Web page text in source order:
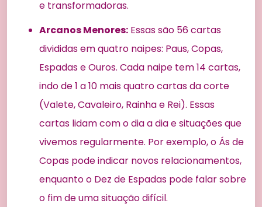
e transformadoras.
Arcanos Menores: Essas são 56 cartas
divididas em quatro naipes: Paus, Copas,
Espadas e Ouros. Cada naipe tem 14 cartas,
indo de 1 a 10 mais quatro cartas da corte
(Valete, Cavaleiro, Rainha e Rei). Essas
cartas lidam com o dia a dia e situações que
vivemos regularmente. Por exemplo, o Ás de
Copas pode indicar novos relacionamentos,
enquanto o Dez de Espadas pode falar sobre
o fim de uma situação difícil.